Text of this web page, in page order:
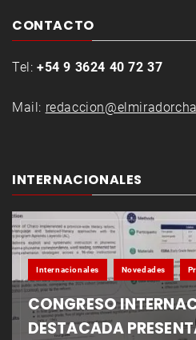
CONTACTO
Tel: +54 9 3624 40 72 37
Mail:
INTERNACIONALES
Internacionales Novedades
CONGRESO
DESTACADA